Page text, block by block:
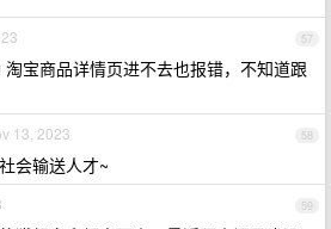
57
淘宝商品详情页进不去也报错，不知道跟
58
13, 2023
会输送人才~
59